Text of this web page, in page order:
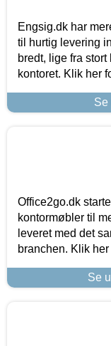
Engsig.dk har
til hurtig levering
bredt, lige fra
kontoret. Klik her
Se
Office2go.dk
kontormøbler til
leveret med det
branchen. Klik
Se